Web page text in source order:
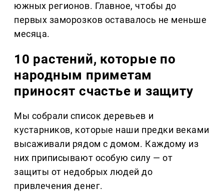
южных регионов. Главное, чтобы до
первых заморозков оставалось не меньше
месяца.
10 растений, которые по
народным приметам
приносят счастье и защиту
Мы собрали список деревьев и
кустарников, которые наши предки веками
высаживали рядом с домом. Каждому из
них приписывают особую силу — от
защиты от недобрых людей до
привлечения денег.